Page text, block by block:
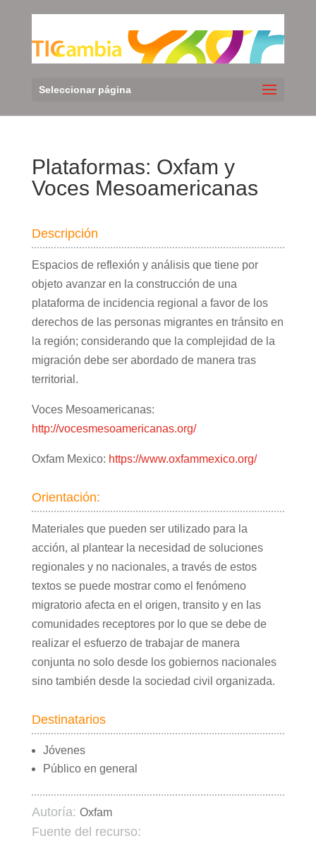
Seleccionar página
Plataformas: Oxfam y
Voces Mesoamericanas
Descripción
Espacios de reflexión y análisis que tiene por
objeto avanzar en la construcción de una
plataforma de incidencia regional a favor de los
derechos de las personas migrantes en tránsito en
la región; considerando que la complejidad de la
migración debe ser abordado de manera tras
territorial.
Voces Mesoamericanas:
http://vocesmesoamericanas.org/
Oxfam Mexico: https://www.oxfammexico.org/
Orientación:
Materiales que pueden ser utilizado para la
acción, al plantear la necesidad de soluciones
regionales y no nacionales, a través de estos
textos se puede mostrar como el fenómeno
migratorio afecta en el origen, transito y en las
comunidades receptores por lo que se debe de
realizar el esfuerzo de trabajar de manera
conjunta no solo desde los gobiernos nacionales
sino también desde la sociedad civil organizada.
Destinatarios
Jóvenes
Público en general
Autoría: Oxfam
Fuente del recurso: